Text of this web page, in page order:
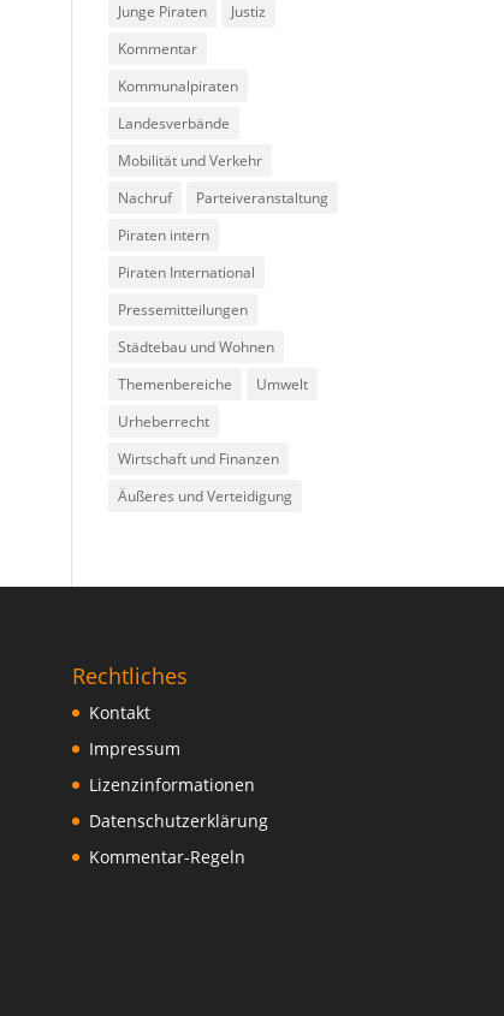
Junge Piraten
Justiz
Kommentar
Kommunalpiraten
Landesverbände
Mobilität und Verkehr
Nachruf
Parteiveranstaltung
Piraten intern
Piraten International
Pressemitteilungen
Städtebau und Wohnen
Themenbereiche
Umwelt
Urheberrecht
Wirtschaft und Finanzen
Äußeres und Verteidigung
Rechtliches
Kontakt
Impressum
Lizenzinformationen
Datenschutzerklärung
Kommentar-Regeln